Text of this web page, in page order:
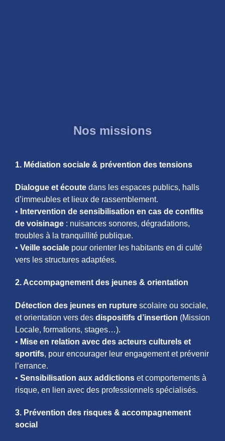
Nos missions
1. Médiation sociale & prévention des tensions
Dialogue et écoute dans les espaces publics, halls
d’immeubles et lieux de rassemblement.
• Intervention de sensibilisation en cas de conflits
de voisinage : nuisances sonores, dégradations,
troubles à la tranquillité publique.
• Veille sociale pour orienter les habitants en di culté
vers les structures adaptées.
2. Accompagnement des jeunes & orientation
Détection des jeunes en rupture scolaire ou sociale,
et orientation vers des dispositifs d’insertion (Mission
Locale, formations, stages…).
• Mise en relation avec des acteurs culturels et
sportifs, pour encourager leur engagement et prévenir
l’errance.
• Sensibilisation aux addictions et comportements à
risque, en lien avec des professionnels spécialisés.
3. Prévention des risques & accompagnement
social